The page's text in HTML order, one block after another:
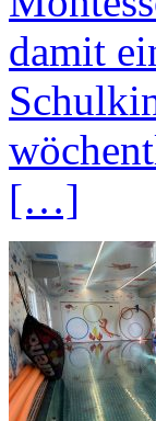
damit
[…]